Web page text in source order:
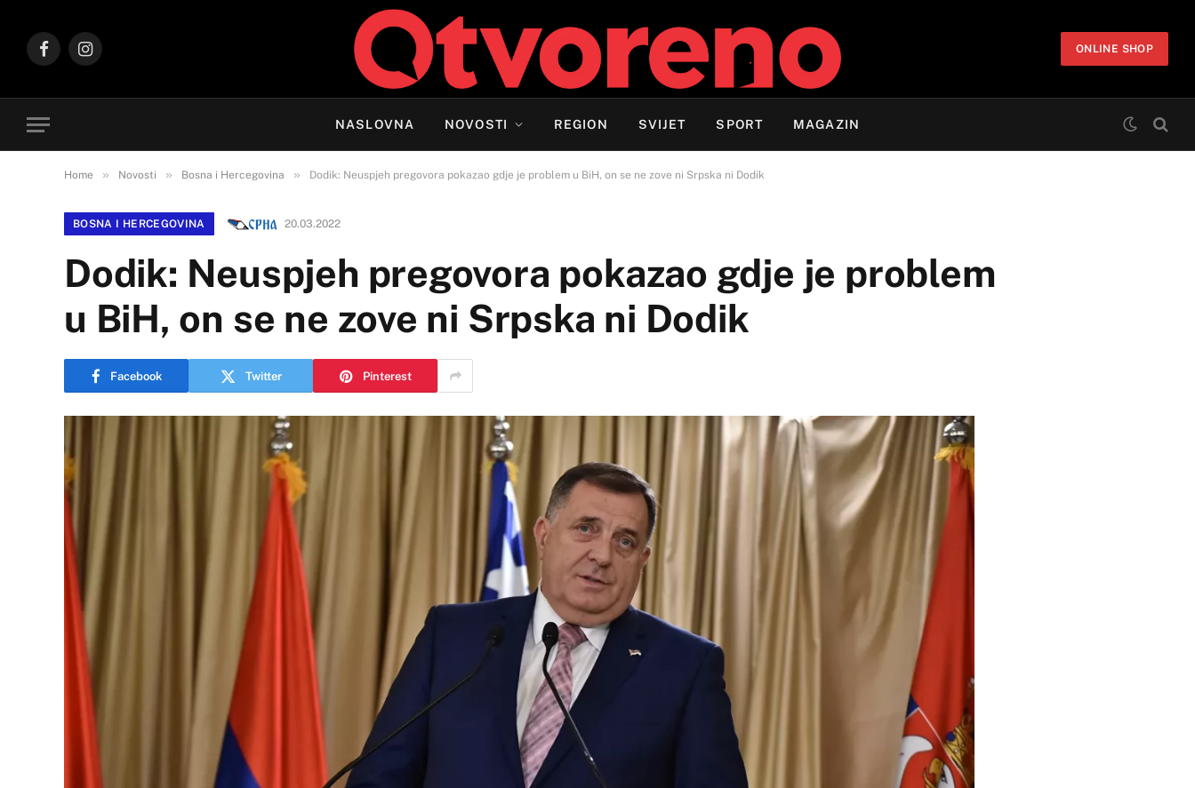
FacebookInstagram
ONLINE SHOP
NASLOVNA NOVOSTI REGION SVIJET SPORT MAGAZIN
Home » Novosti » Bosna i Hercegovina » Dodik: Neuspjeh pregovora pokazao gdje je problem u BiH, on se ne zove ni Srpska ni Dodik
BOSNA I HERCEGOVINA 20.03.2022
Dodik: Neuspjeh pregovora pokazao gdje je problem
u BiH, on se ne zove ni Srpska ni Dodik
Facebook Twitter Pinterest